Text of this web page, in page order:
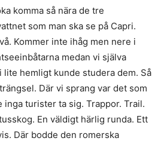
komma så nära de tre
som man ska se på Capri.
Kommer inte ihåg men nere i
medan vi själva
lite hemligt kunde studera dem. Så
Där vi sprang var det som
inga turister ta sig. Trappor. Trail.
En väldigt härlig runda. Ett
Där bodde den romerska